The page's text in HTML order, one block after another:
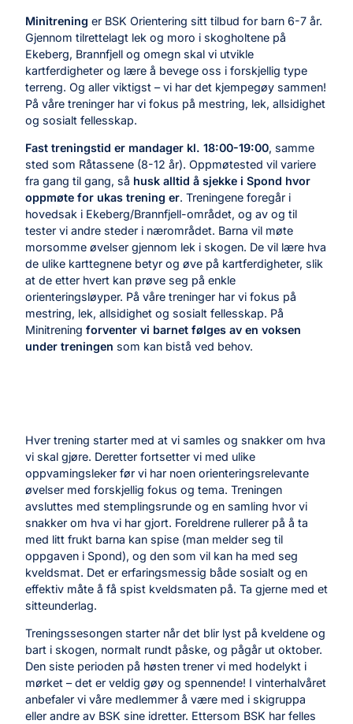
Minitrening er BSK Orientering sitt tilbud for barn 6-7 år.
Gjennom tilrettelagt lek og moro i skogholtene på
Ekeberg, Brannfjell og omegn skal vi utvikle
kartferdigheter og lære å bevege oss i forskjellig type
terreng. Og aller viktigst – vi har det kjempegøy sammen!
På våre treninger har vi fokus på mestring, lek, allsidighet
og sosialt fellesskap.
Fast treningstid er mandager kl. 18:00-19:00, samme
sted som Råtassene (8-12 år). Oppmøtested vil variere
fra gang til gang, så husk alltid å sjekke i Spond hvor
oppmøte for ukas trening er. Treningene foregår i
hovedsak i Ekeberg/Brannfjell-området, og av og til
tester vi andre steder i nærområdet. Barna vil møte
morsomme øvelser gjennom lek i skogen. De vil lære hva
de ulike karttegnene betyr og øve på kartferdigheter, slik
at de etter hvert kan prøve seg på enkle
orienteringsløyper. På våre treninger har vi fokus på
mestring, lek, allsidighet og sosialt fellesskap. På
Minitrening forventer vi barnet følges av en voksen
under treningen som kan bistå ved behov.
Hver trening starter med at vi samles og snakker om hva
vi skal gjøre. Deretter fortsetter vi med ulike
oppvamingsleker før vi har noen orienteringsrelevante
øvelser med forskjellig fokus og tema. Treningen
avsluttes med stemplingsrunde og en samling hvor vi
snakker om hva vi har gjort. Foreldrene rullerer på å ta
med litt frukt barna kan spise (man melder seg til
oppgaven i Spond), og den som vil kan ha med seg
kveldsmat. Det er erfaringsmessig både sosialt og en
effektiv måte å få spist kveldsmaten på. Ta gjerne med et
sitteunderlag.
Treningssesongen starter når det blir lyst på kveldene og
bart i skogen, normalt rundt påske, og pågår ut oktober.
Den siste perioden på høsten trener vi med hodelykt i
mørket – det er veldig gøy og spennende! I vinterhalvåret
anbefaler vi våre medlemmer å være med i skigruppa
eller andre av BSK sine idretter. Ettersom BSK har felles